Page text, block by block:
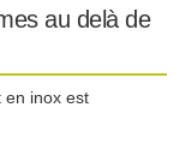
au delà de
en inox est